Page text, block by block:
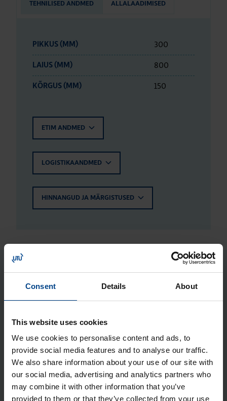
Consent Details About
This website uses cookies
We use cookies to personalise content and ads, to
provide social media features and to analyse our traffic.
We also share information about your use of our site with
our social media, advertising and analytics partners who
may combine it with other information that you’ve
provided to them or that they’ve collected from your use
TEHNILISED ANDMED ALLALAADIMISED
PIKKUS (MM) 300
LAIUS (MM) 800
KÕRGUS (MM) 150
ETIM ANDMED
LOGISTIKAANDMED
HINNANGUD JA MÄRGISTUSED
950x800x300 mm, metall, IP65
Tootekood: FL178A
Jao­tus­kilp Orion Plus, 950x800x300
mm, metall, IP65
Tootekood: FL128A